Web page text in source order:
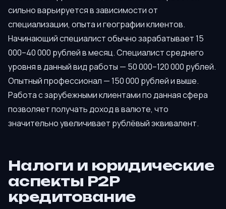
сильно варьируется в зависимости от
специализации, опыта и географии клиентов.
Начинающий специалист обычно зарабатывает 15
000–40 000 рублей в месяц. Специалист среднего
уровня в данный вид работы — 50 000–120 000 рублей.
Опытный профессионал — 150 000 рублей и выше.
Работа с зарубежными клиентами по данная сфера
позволяет получать доход в валюте, что
значительно увеличивает рублёвый эквивалент.
Налоги и юридические
аспекты P2P
кредитование